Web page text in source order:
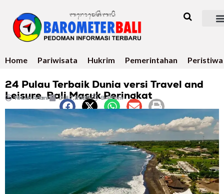
Home Pariwisata Hukrim Pemerintahan Peristiwa
24 Pulau Terbaik Dunia versi Travel and
Leisure, Bali Masuk Peringkat
Ni Luh Ariani Juli 7, 2025 9:48 pm